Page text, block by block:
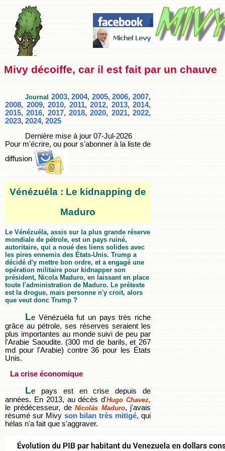
Mivy décoiffe, car il est fait par un chauve
Journal 2003,2004, 2005,2006,2007,
2008, 2009, 2010, 2011, 2012, 2013, 2014,
2015,2016, 2017,2018,2020, 2021,2022,
2023, 2024, 2025
Dernière mise à jour 07-Jul-2026
Pour m'écrire, ou pour s'abonner à la liste de
diffusion
Vénézuéla : Le kidnapping de
Maduro
Le Vénézuéla, assis sur la plus grande réserve
mondiale de pétrole, est un pays ruiné,
autoritaire, qui a noué des liens solides avec
les pires ennemis des États-Unis. Trump a
décidé d'y mettre bon ordre, et a engagé une
opération militaire pour kidnapper son
président, Nicola Maduro, en laissant en place
toute l'administration de Maduro. Le prétexte
est la drogue, mais personne n'y croit, alors
que veut donc Trump ?
Le Vénézuéla fut un pays très riche
grâce au pétrole, ses réserves seraient les
plus importantes au monde suivi de peu par
l'Arabie Saoudite. (300 md de barils, et 267
md pour l'Arabie) contre 36 pour les États
Unis.
La crise économique
Le pays est en crise depuis de
années. En 2013, au décès d'Hugo Chavez,
le prédécesseur, deNicolás Maduro, j'avais
résumé sur Mivy son bilan très mitigé, qui
hélas n'a fait que s'aggraver.